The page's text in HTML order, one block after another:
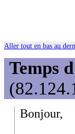
Aller tout en bas au
Temps
Bonjour,